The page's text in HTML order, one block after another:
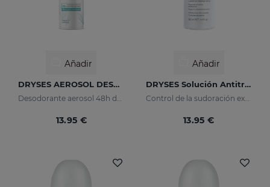
Añadir
DRYSES AEROSOL DESODORANTE 150ML
Desodorante aerosol 48h de protección.
13.95 €
Añadir
DRYSES Solución Antitranspirante
Control de la sudoración excesiva
13.95 €